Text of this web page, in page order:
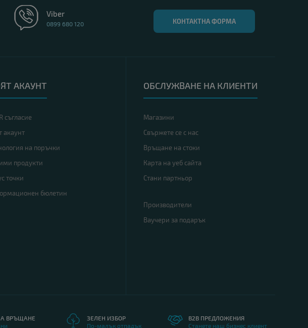
Viber
0899 680 120 КОНТАКТНА ФОРМА
АКАУНТ
съгласие
акаунт
на поръчки
продукти
точки
бюлетин
ОБСЛУЖВАНЕ НА КЛИЕНТИ
Магазини
Свържете се с нас
Връщане на стоки
Карта на уеб сайта
Стани партньор
Производители
Ваучери за подарък
ВРЪЩАНЕ
ЗЕЛЕН ИЗБОР
По-малък отпадък
B2B ПРЕДЛОЖЕНИЯ
Станете наш бизнес клиент